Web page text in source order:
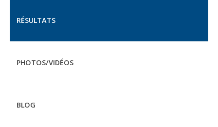
RÉSULTATS
PHOTOS/VIDÉOS
BLOG